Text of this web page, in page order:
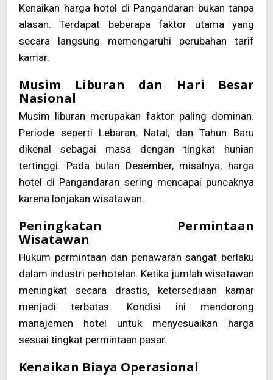
Kenaikan harga hotel di Pangandaran bukan tanpa
alasan. Terdapat beberapa faktor utama yang
secara langsung memengaruhi perubahan tarif
kamar.
Musim Liburan dan Hari Besar
Nasional
Musim liburan merupakan faktor paling dominan.
Periode seperti Lebaran, Natal, dan Tahun Baru
dikenal sebagai masa dengan tingkat hunian
tertinggi. Pada bulan Desember, misalnya, harga
hotel di Pangandaran sering mencapai puncaknya
karena lonjakan wisatawan.
Peningkatan Permintaan
Wisatawan
Hukum permintaan dan penawaran sangat berlaku
dalam industri perhotelan. Ketika jumlah wisatawan
meningkat secara drastis, ketersediaan kamar
menjadi terbatas. Kondisi ini mendorong
manajemen hotel untuk menyesuaikan harga
sesuai tingkat permintaan pasar.
Kenaikan Biaya Operasional